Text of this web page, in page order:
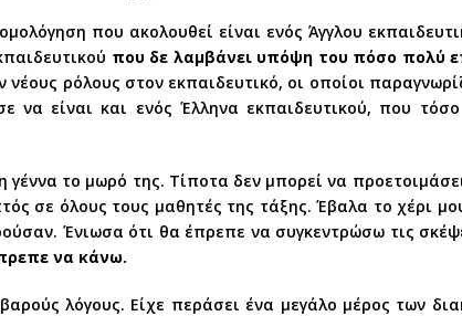
που ακολουθεί είναι ενός Άγγλου
που δε λαμβάνει υπόψη του πόσο πολύ
ρόλους στον εκπαιδευτικό, οι οποίοι
είναι και ενός Έλληνα εκπαιδευτικού, που
γέννα το μωρό της. Τίποτα δεν μπορεί να
σε όλους τους μαθητές της τάξης. Έβαλα το χέρι
Ένιωσα ότι θα έπρεπε να συγκεντρώσω τις
να κάνω.
λόγους. Είχε περάσει ένα μεγάλο μέρος των